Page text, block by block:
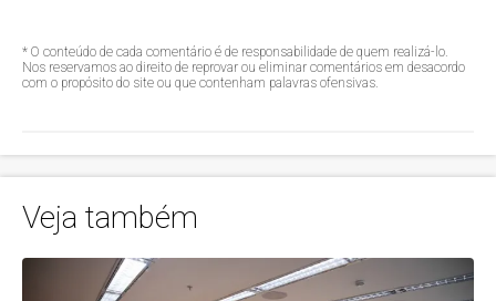
* O conteúdo de cada comentário é de responsabilidade de quem realizá-lo.
Nos reservamos ao direito de reprovar ou eliminar comentários em desacordo
com o propósito do site ou que contenham palavras ofensivas.
Veja também